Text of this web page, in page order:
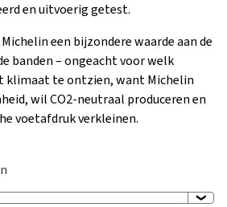
en uitvoerig getest.
een bijzondere waarde aan de
banden – ongeacht voor welk
klimaat te ontzien, want Michelin
wil CO2-neutraal produceren en
voetafdruk verkleinen.